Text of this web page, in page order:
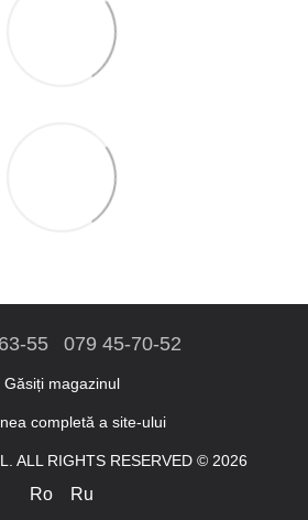
55 079 45-70-52
Găsiți magazinul
completă a site-ului
ALL RIGHTS RESERVED © 2026
Ro Ru